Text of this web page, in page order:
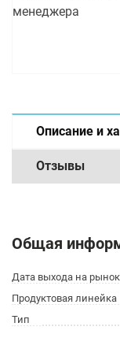
менеджера
Описание и
Отзывы
Общая
Дата выхода на рынок
Продуктовая линейка
Тип